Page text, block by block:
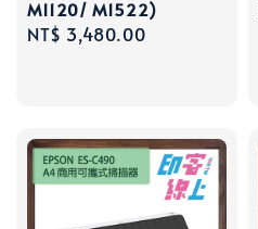
M1120/ M1522)
Regular
NT$ 3,480.00